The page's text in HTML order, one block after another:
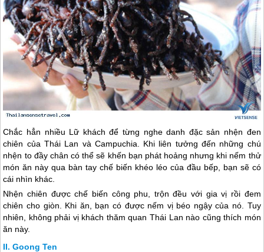
Chắc hẳn nhiều Lữ khách để từng nghe danh đặc sản nhện đen
chiên củaThái Lan và Campuchia. Khi liên tưởng đến những chú
nhện to đầy chân có thể sẽ khến bạn phát hoảng nhưng khi nếm thử
món ăn này qua bàn tay chế biến khéo léo của đầu bếp, bạn sẽ có
cái nhìn khác.
Nhện chiên được chế biến công phu, trộn đều với gia vị rồi đem
chiên cho giòn. Khi ăn, bạn có được nếm vị béo ngậy của nó. Tuy
nhiên, không phải vị khách thăm quanThái Lan nào cũng thích món
ăn này.
Goong Ten